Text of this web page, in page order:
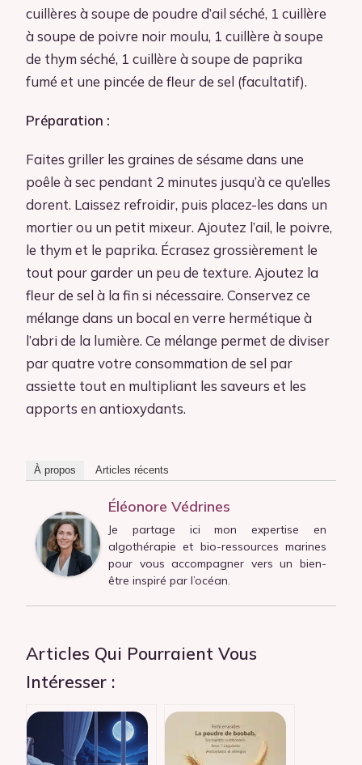
cuillères à soupe de poudre d’ail séché, 1 cuillère
à soupe de poivre noir moulu, 1 cuillère à soupe
de thym séché, 1 cuillère à soupe de paprika
fumé et une pincée de fleur de sel (facultatif).
Préparation :
Faites griller les graines de sésame dans une
poêle à sec pendant 2 minutes jusqu’à ce qu’elles
dorent. Laissez refroidir, puis placez-les dans un
mortier ou un petit mixeur. Ajoutez l’ail, le poivre,
le thym et le paprika. Écrasez grossièrement le
tout pour garder un peu de texture. Ajoutez la
fleur de sel à la fin si nécessaire. Conservez ce
mélange dans un bocal en verre hermétique à
l’abri de la lumière. Ce mélange permet de diviser
par quatre votre consommation de sel par
assiette tout en multipliant les saveurs et les
apports en antioxydants.
À propos Articles récents
Éléonore Védrines
Je partage ici mon expertise en
algothérapie et bio-ressources marines
pour vous accompagner vers un bien-
être inspiré par l’océan.
Articles Qui Pourraient Vous
Intéresser :